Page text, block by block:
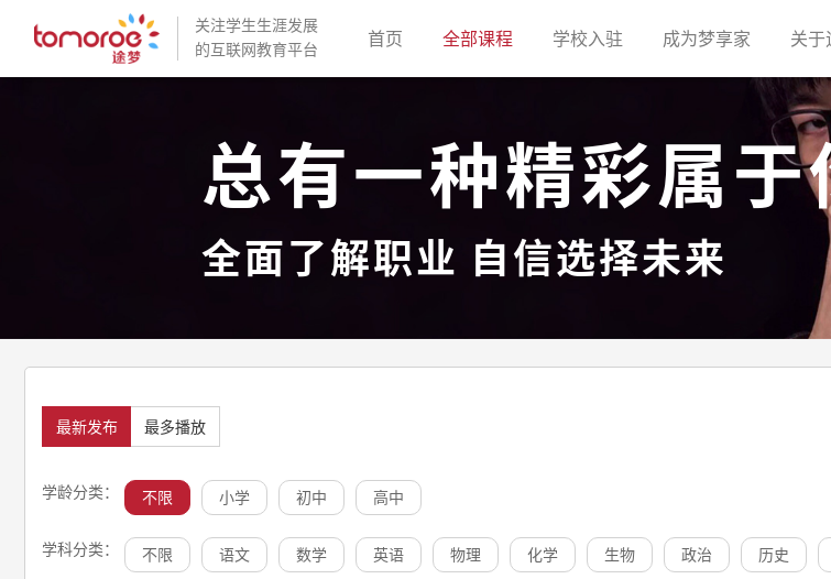
关注学生生涯发展
的互联网教育平台
首页(current)全部课程(current)学校入驻(current)成为梦享家(current)
关于
总有一种精彩属于
全面了解职业 自信选择未来
最新发布 最多播放
学龄分类： 不限 小学 初中 高中
学科分类： 不限 语文 数学 英语 物理 化学 生物 政治 历史